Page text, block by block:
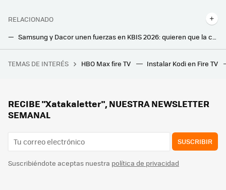
RELACIONADO
Samsung y Dacor unen fuerzas en KBIS 2026: quieren que la cocina premium entienda tus rutinas para anticiparse a tus necesidades
Pedrerol deja Atresmedia por Mediaset después de 13 años, y su salida es el reflejo perfecto de la guerra actual de las privadas
TEMAS DE INTERÉS HBO Max fire TV Instalar Kodi en Fire TV
RECIBE "Xatakaletter", NUESTRA NEWSLETTER
SEMANAL
SUSCRIBIR
Suscribiéndote aceptas nuestra política de privacidad